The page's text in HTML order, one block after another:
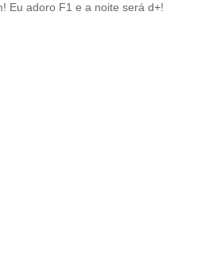
Eu adoro F1 e a noite será d+!